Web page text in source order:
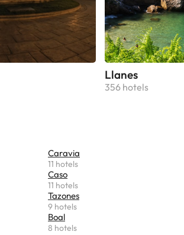
Llanes
356 hotels
Caravia
11 hotels
Caso
11 hotels
Tazones
9 hotels
Boal
8 hotels